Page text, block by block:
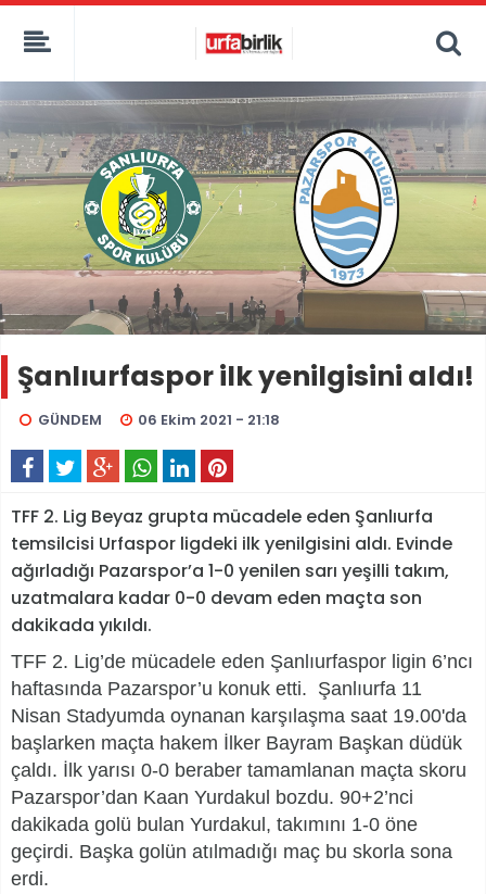
Şanlıurfaspor ilk yenilgisini aldı!
GÜNDEM 06 Ekim 2021 - 21:18
TFF 2. Lig Beyaz grupta mücadele eden Şanlıurfa
temsilcisi Urfaspor ligdeki ilk yenilgisini aldı. Evinde
ağırladığı Pazarspor’a 1-0 yenilen sarı yeşilli takım,
uzatmalara kadar 0-0 devam eden maçta son
dakikada yıkıldı.
TFF 2. Lig’de mücadele eden Şanlıurfaspor ligin 6’ncı
haftasında Pazarspor’u konuk etti. Şanlıurfa 11
Nisan Stadyumda oynanan karşılaşma saat 19.00'da
başlarken maçta hakem İlker Bayram Başkan düdük
çaldı. İlk yarısı 0-0 beraber tamamlanan maçta skoru
Pazarspor’dan Kaan Yurdakul bozdu. 90+2’nci
dakikada golü bulan Yurdakul, takımını 1-0 öne
geçirdi. Başka golün atılmadığı maç bu skorla sona
erdi.